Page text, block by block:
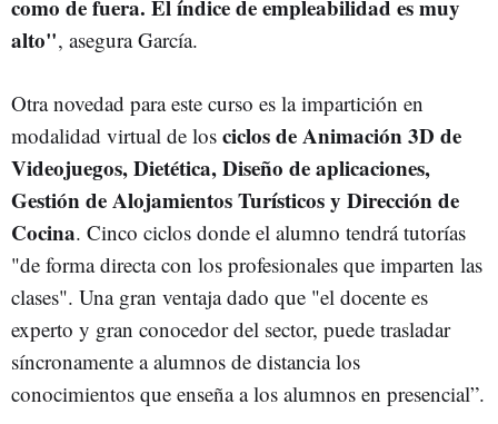
como de fuera. El índice de empleabilidad es muy
alto", asegura García.
Otra novedad para este curso es la impartición en
modalidad virtual de los ciclos de Animación 3D de
Videojuegos, Dietética, Diseño de aplicaciones,
Gestión de Alojamientos Turísticos y Dirección de
Cocina. Cinco ciclos donde el alumno tendrá tutorías
"de forma directa con los profesionales que imparten las
clases". Una gran ventaja dado que "el docente es
experto y gran conocedor del sector, puede trasladar
síncronamente a alumnos de distancia los
conocimientos que enseña a los alumnos en presencial”.